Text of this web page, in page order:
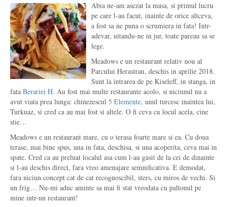
Abia ne-am asezat la masa, si primul lucru
pe care l-au facut, inainte de orice altceva,
a fost sa ne puna o scrumiera in fata! Intr-
adevar, uitandu-ne in jur, toate pareau sa se
lege.
Meadows e un restaurant relativ nou al
Parcului Herastrau, deschis in aprilie 2018.
Sunt la intrarea de pe Kiseleff, in stanga, in
fata Berariei H. Au fost mai multe restaurante acolo, si niciunul nu a
avut viata prea lunga: chinezescul 5 Elemente, unul turcesc inaintea lui,
Turkuaz, si cred ca au mai fost si altele. O fi ceva cu locul acela, cine
stie…
Meadows e un restaurant mare, cu o terasa foarte mare si ea. Cu doua
terase, mai bine spus, una in fata, deschisa, si una acoperita, ceva mai in
spate. Cred ca au preluat localul asa cum l-au gasit de la cei de dinainte
si l-au deschis direct, fara vreo amenajare semnificativa. E demodat,
fara niciun concept cat de cat recognoscibil, sters, cu miros de vechi. Si
un frig… Nu-mi aduc aminte sa mai fi stat vreodata cu paltonul pe
mine intr-un restaurant!